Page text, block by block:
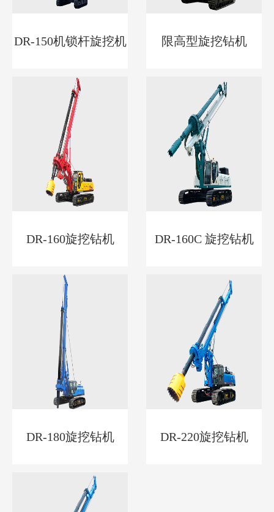
DR-150机锁杆旋挖机 限高型旋挖钻机
DR-160旋挖钻机 DR-160C 旋挖钻机
DR-180旋挖钻机 DR-220旋挖钻机